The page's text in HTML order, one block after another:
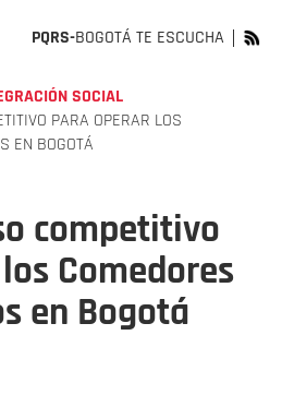
PQRS-BOGOTÁ TE ESCUCHA
SOCIAL
PARA OPERAR LOS
EN BOGOTÁ
competitivo
Comedores
en Bogotá